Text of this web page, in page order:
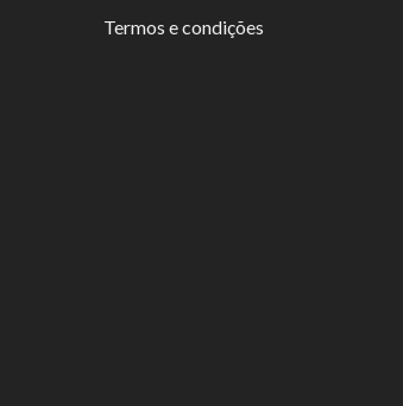
Termos e condições